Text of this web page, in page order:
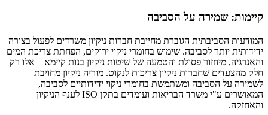
קיימות: שמירה על הסביבה
המודעות הסביבתית הגוברת מחייבת חברות ניקיון משרדים לפעול בצורה
ידידותית יותר לסביבה. שימוש בחומרי ניקוי ירוקים, הפחתת צריכת המים
והאנרגיה, מיחזור פסולת והטמעה של שיטות ניקיון בנות קיימא – אלו רק
חלק מהצעדים שחברות ניקיון צריכות לנקוט. מוריה ניקיון מחויבת
לשמירה על הסביבה ומשתמשת בחומרי ניקוי ידידותיים לסביבה,
המאושרים ע"י משרד הבריאות ועומדים בתקן ISO לענף הניקיון
והאחזקה.